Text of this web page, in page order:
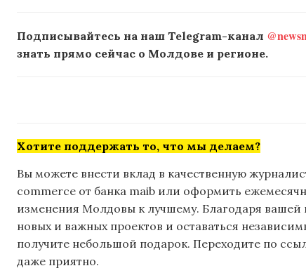
Подписывайтесь на наш Telegram-канал
знать прямо сейчас о Молдове и регионе.
Хотите поддержать то, что мы делаем?
Вы можете внести вклад в качественную
commerce от банка maib или оформить
изменения Молдовы к лучшему. Благодаря
новых и важных проектов и оставаться
получите небольшой подарок. Переходите по
даже приятно.